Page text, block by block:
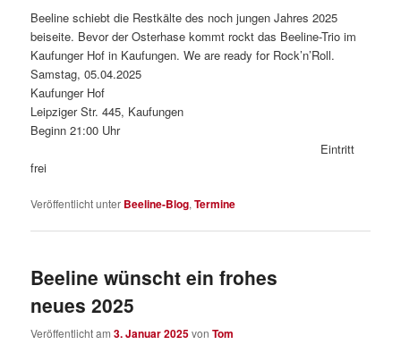
Beeline schiebt die Restkälte des noch jungen Jahres 2025
beiseite. Bevor der Osterhase kommt rockt das Beeline-Trio im
Kaufunger Hof in Kaufungen. We are ready for Rock’n’Roll.
Samstag, 05.04.2025
Kaufunger Hof
Leipziger Str. 445, Kaufungen
Beginn 21:00 Uhr
Eintritt
frei
Veröffentlicht unter Beeline-Blog,Termine
Beeline wünscht ein frohes
neues 2025
Veröffentlicht am3. Januar 2025vonTom